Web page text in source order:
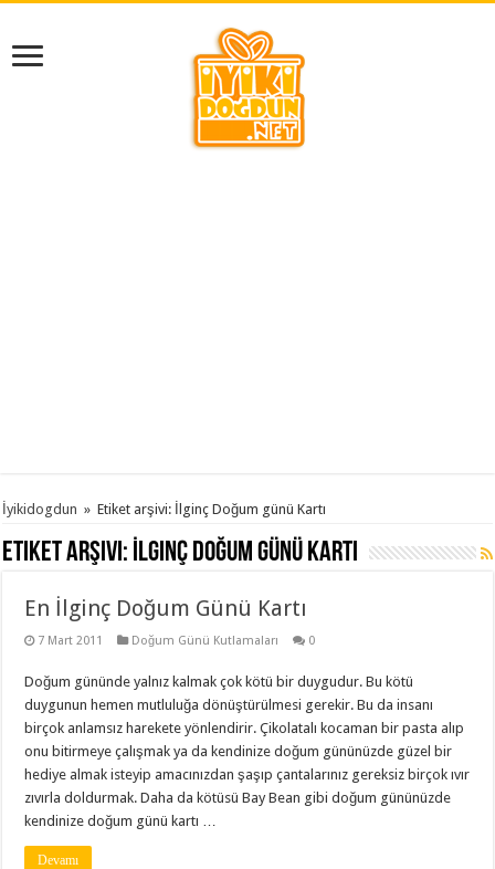
İyikidogdun » Etiket arşivi: İlginç Doğum günü Kartı
Etiket arşivi: İlginç Doğum günü Kartı
En İlginç Doğum Günü Kartı
7 Mart 2011 Doğum Günü Kutlamaları 0
Doğum gününde yalnız kalmak çok kötü bir duygudur. Bu kötü
duygunun hemen mutluluğa dönüştürülmesi gerekir. Bu da insanı
birçok anlamsız harekete yönlendirir. Çikolatalı kocaman bir pasta alıp
onu bitirmeye çalışmak ya da kendinize doğum gününüzde güzel bir
hediye almak isteyip amacınızdan şaşıp çantalarınız gereksiz birçok ıvır
zıvırla doldurmak. Daha da kötüsü Bay Bean gibi doğum gününüzde
kendinize doğum günü kartı …
Devamı